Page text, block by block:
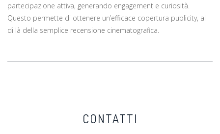
partecipazione attiva, generando engagement e curiosità.
Questo permette di ottenere un’efficace copertura publicity, al
di là della semplice recensione cinematografica.
CONTATTI